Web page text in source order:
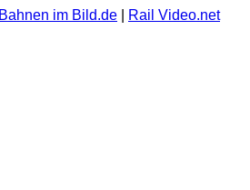
Bahnen im Bild.de Rail Video.net